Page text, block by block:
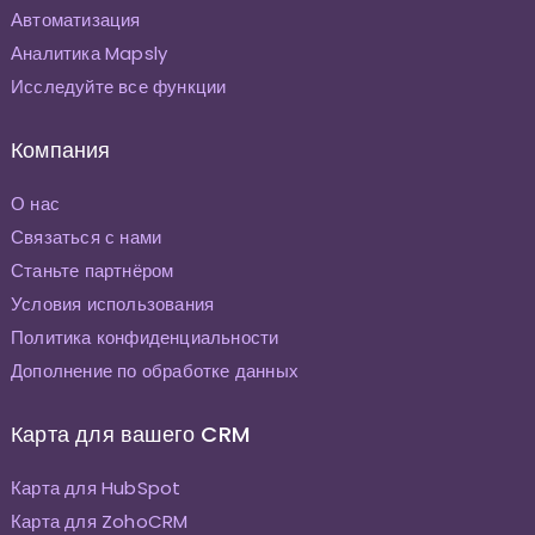
Автоматизация
Аналитика Mapsly
Исследуйте все функции
Компания
О нас
Связаться с нами
Станьте партнёром
Условия использования
Политика конфиденциальности
Дополнение по обработке данных
Карта для вашего CRM
Карта для HubSpot
Карта для ZohoCRM